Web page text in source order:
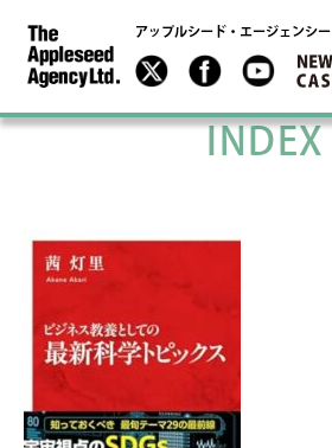
アップルシード・エージェンシー
INDEX